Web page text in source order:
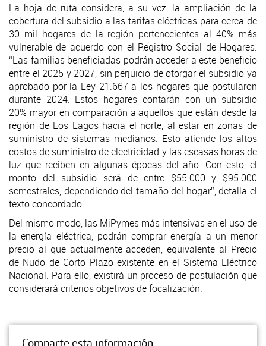
La hoja de ruta considera, a su vez, la ampliación de la
cobertura del subsidio a las tarifas eléctricas para cerca de
30 mil hogares de la región pertenecientes al 40% más
vulnerable de acuerdo con el Registro Social de Hogares.
“Las familias beneficiadas podrán acceder a este beneficio
entre el 2025 y 2027, sin perjuicio de otorgar el subsidio ya
aprobado por la Ley 21.667 a los hogares que postularon
durante 2024. Estos hogares contarán con un subsidio
20% mayor en comparación a aquellos que están desde la
región de Los Lagos hacia el norte, al estar en zonas de
suministro de sistemas medianos. Esto atiende los altos
costos de suministro de electricidad y las escasas horas de
luz que reciben en algunas épocas del año. Con esto, el
monto del subsidio será de entre $55.000 y $95.000
semestrales, dependiendo del tamaño del hogar”, detalla el
texto concordado.
Del mismo modo, las MiPymes más intensivas en el uso de
la energía eléctrica, podrán comprar energía a un menor
precio al que actualmente acceden, equivalente al Precio
de Nudo de Corto Plazo existente en el Sistema Eléctrico
Nacional. Para ello, existirá un proceso de postulación que
considerará criterios objetivos de focalización.